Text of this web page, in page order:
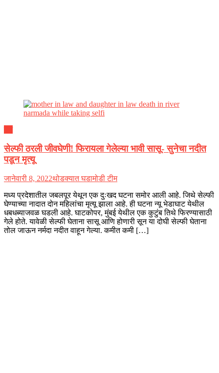
सेल्फी ठरली जीवघेणी! फिरायला गेलेल्या भावी सासू- सुनेचा नदीत
पडून मृत्यू
जानेवारी 8, 2022थोडक्यात घडामोडी टीम
मध्य प्रदेशातील जबलपूर येथून एक दुःखद घटना समोर आली आहे. जिथे सेल्फी
घेण्याच्या नादात दोन महिलांचा मृत्यू झाला आहे. ही घटना न्यू भेडाघाट येथील
धबधब्याजवळ घडली आहे. घाटकोपर, मुंबई येथील एक कुटुंब तिथे फिरण्यासाठी
गेले होते. यावेळी सेल्फी घेताना सासू आणि होणारी सून या दोघी सेल्फी घेताना
तोल जाऊन नर्मदा नदीत वाहून गेल्या. कमीत कमी […]